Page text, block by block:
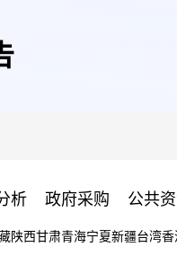
析 政府采购 公共
陕西甘肃青海宁夏新疆台湾香